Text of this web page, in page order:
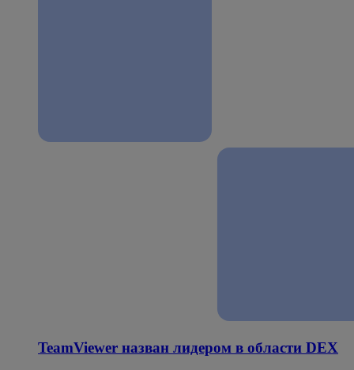
TeamViewer назван лидером в области DEX